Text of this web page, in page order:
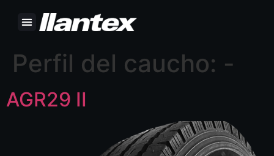
Perfil del caucho: -
AGR29 II